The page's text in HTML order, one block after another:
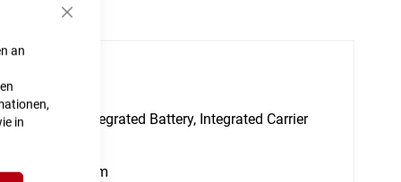
Schließen
an
in
Fully Integrated Battery, Integrated Carrier
100mm